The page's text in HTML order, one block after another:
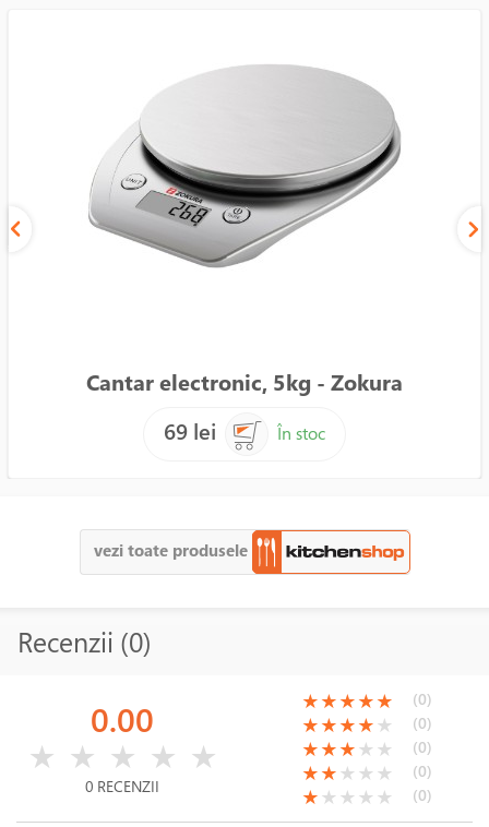
Cantar electronic, 5kg - Zokura
69 lei
În stoc
vezi toate produsele
Recenzii (0)
0.00
★ ★ ★ ★ ★
0 RECENZII
(*)
★(*)
★(*)
★(*)
★(*)
★ (0)
(*)
★(*)
★(*)
★(*)
★( )
★ (0)
(*)
★(*)
★(*)
★( )
★ ( )
★ (0)
(*)
★(*)
★( )
★ ( )
★ ( )
★ (0)
(*)
★( )
★ ( )
★ ( )
★ ( )
★ (0)